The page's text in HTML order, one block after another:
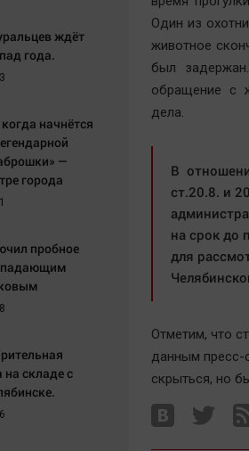
Один из
животное
был
обращение с
дела.
В
ст.20.8. и
на срок до
для
Отметим, что
данным пресс-
скрыться, но
ждёт
года.
начнётся
—
города
пробное
складе с